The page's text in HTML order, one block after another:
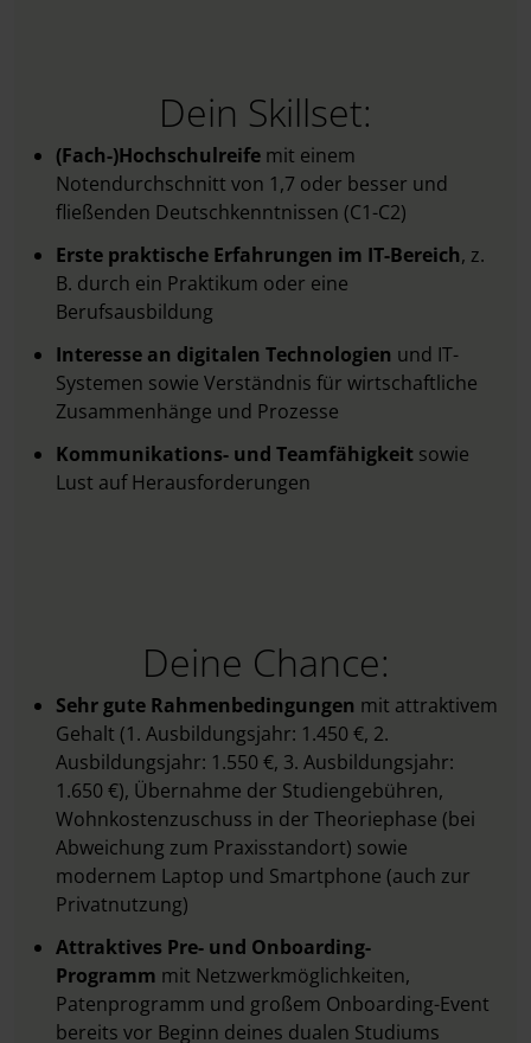
Dein Skillset:
(Fach-)Hochschulreife mit einem
Notendurchschnitt von 1,7 oder besser und
fließenden Deutschkenntnissen (C1-C2)
Erste praktische Erfahrungen im IT-Bereich, z.
B. durch ein Praktikum oder eine
Berufsausbildung
Interesse an digitalen Technologien und IT-
Systemen sowie Verständnis für wirtschaftliche
Zusammenhänge und Prozesse
Kommunikations- und Teamfähigkeit sowie
Lust auf Herausforderungen
Deine Chance:
Sehr gute Rahmenbedingungen mit attraktivem
Gehalt (1. Ausbildungsjahr: 1.450 €, 2.
Ausbildungsjahr: 1.550 €, 3. Ausbildungsjahr:
1.650 €), Übernahme der Studiengebühren,
Wohnkostenzuschuss in der Theoriephase (bei
Abweichung zum Praxisstandort) sowie
modernem Laptop und Smartphone (auch zur
Privatnutzung)
Attraktives Pre- und Onboarding-
Programm mit Netzwerkmöglichkeiten,
Patenprogramm und großem Onboarding-Event
bereits vor Beginn deines dualen Studiums